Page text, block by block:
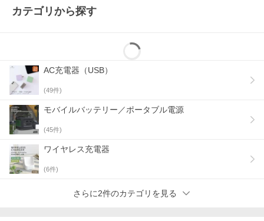
カテゴリから探す
AC充電器（USB）
(49件)
モバイルバッテリー／ポータブル電源
(45件)
ワイヤレス充電器
(6件)
さらに2件のカテゴリを見る